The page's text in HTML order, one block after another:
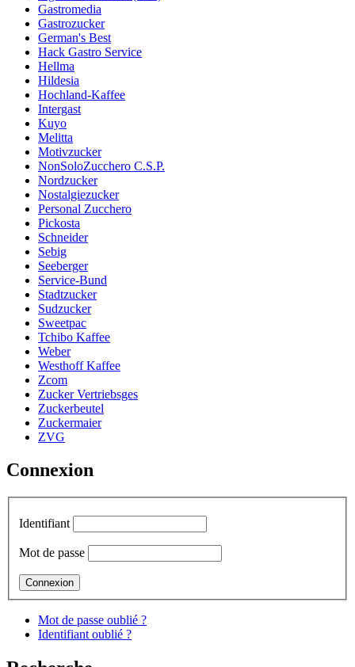
Gastromedia
Gastrozucker
German's Best
Hack Gastro Service
Hellma
Hildesia
Hochland-Kaffee
Intergast
Kuyo
Melitta
Motivzucker
NonSoloZucchero C.S.P.
Nordzucker
Nostalgiezucker
Personal Zucchero
Pickosta
Schneider
Sebig
Seeberger
Service-Bund
Stadtzucker
Sudzucker
Sweetpac
Tchibo Kaffee
Weber
Westhoff Kaffee
Zcom
Zucker Vertriebsges
Zuckerbeutel
Zuckermaier
ZVG
Connexion
Identifiant
Mot de passe
Mot de passe oublié ?
Identifiant oublié ?